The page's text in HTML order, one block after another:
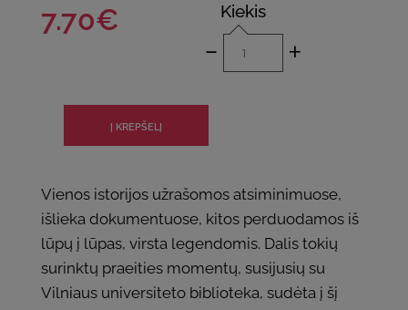
7.70€ Kiekis
- +
Vienos istorijos užrašomos atsiminimuose,
išlieka dokumentuose, kitos perduodamos iš
lūpų į lūpas, virsta legendomis. Dalis tokių
surinktų praeities momentų, susijusių su
Vilniaus universiteto biblioteka, sudėta į šį